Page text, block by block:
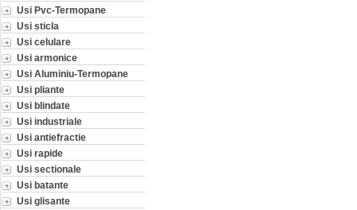
Usi Pvc-Termopane
Usi sticla
Usi celulare
Usi armonice
Usi Aluminiu-Termopane
Usi pliante
Usi blindate
Usi industriale
Usi antiefractie
Usi rapide
Usi sectionale
Usi batante
Usi glisante